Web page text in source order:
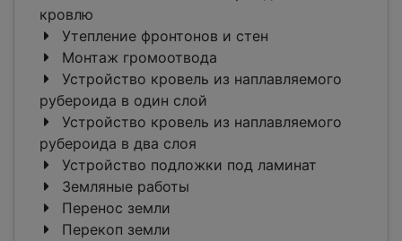
кровлю
Утепление фронтонов и стен
Монтаж громоотвода
Устройство кровель из наплавляемого
рубероида в один слой
Устройство кровель из наплавляемого
рубероида в два слоя
Устройство подложки под ламинат
Земляные работы
Перенос земли
Перекоп земли